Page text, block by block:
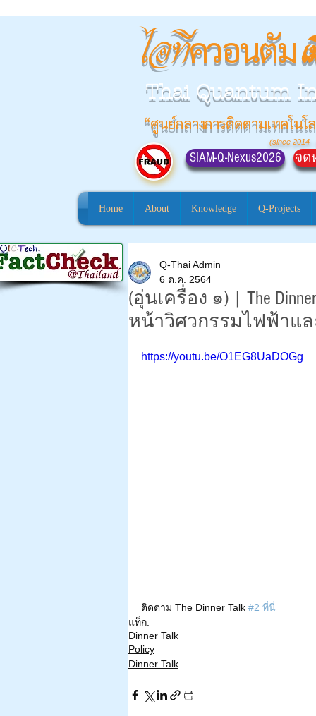
ไอทีควอนตัม
Thai Quantum
“ศูนย์กลางการติดตามเทคโน
(since 2014
จด
SIAM-Q-Nexus2026
Home About Knowledge Q-Projects
(อุ่นเครื่อง ๑) | The
หน้าวิศวกรรมไฟฟ้าแ
Q-Thai Admin
6 ต.ค. 2564
https://youtu.be/O1EG8UaDOGg
ติดตาม The Dinner Talk #2 ที่นี่
แท็ก:
Dinner Talk
Policy
Dinner Talk